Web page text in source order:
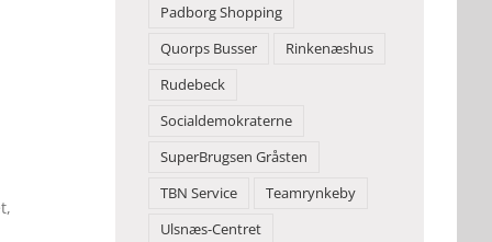
Padborg Shopping
Quorps Busser
Rinkenæshus
Rudebeck
Socialdemokraterne
SuperBrugsen Gråsten
TBN Service
Teamrynkeby
Ulsnæs-Centret